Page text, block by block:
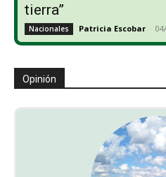
tierra”
Nacionales Patricia Escobar -
Opinión